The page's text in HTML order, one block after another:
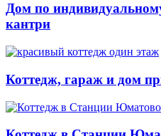
Дом по
кантри
Коттедж, гараж и дом